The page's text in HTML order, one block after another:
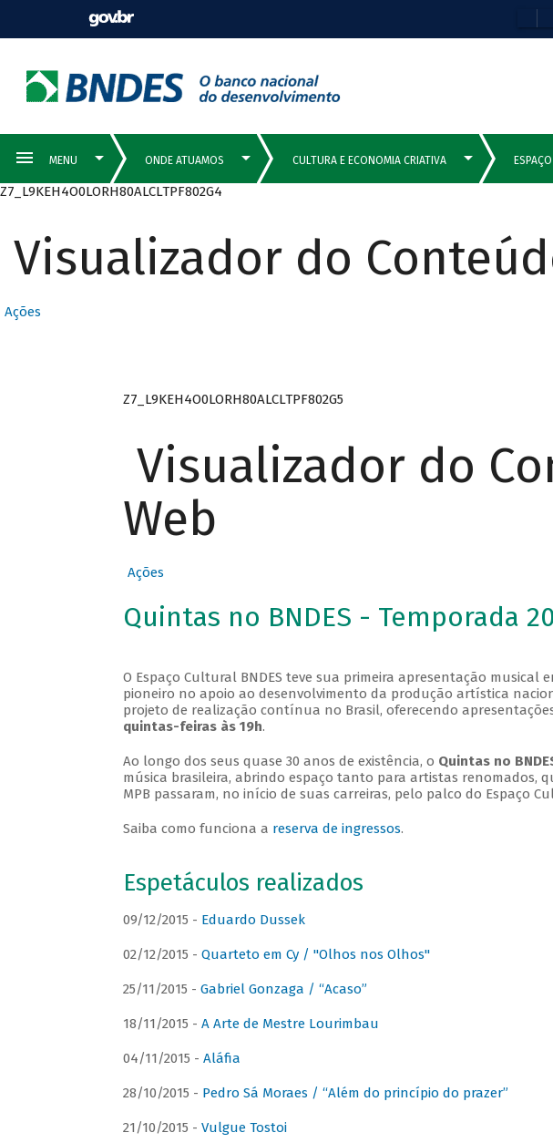
Z7_L9KEH4O0LORH80ALCLTPF802G4
Visualizador do
Ações
Z7_L9KEH4O0LORH80ALCLTPF802G5
Visualizador do
Web
Ações
Quintas no BNDES - Temporada
O Espaço Cultural BNDES teve sua primeira apresentação musical
pioneiro no apoio ao desenvolvimento da produção artística
projeto de realização contínua no Brasil, oferecendo
quintas-feiras às 19h.
Ao longo dos seus quase 30 anos de existência, o Quintas no
música brasileira, abrindo espaço tanto para artistas renomados,
MPB passaram, no início de suas carreiras, pelo palco do Espaço
Saiba como funciona a reserva de ingressos.
Espetáculos realizados
09/12/2015 - Eduardo Dussek
02/12/2015 - Quarteto em Cy / "Olhos nos Olhos"
25/11/2015 - Gabriel Gonzaga / “Acaso”
18/11/2015 - A Arte de Mestre Lourimbau
04/11/2015 - Aláfia
28/10/2015 - Pedro Sá Moraes / “Além do princípio do prazer”
21/10/2015 - Vulgue Tostoi